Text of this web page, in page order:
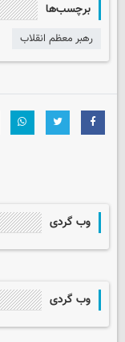
برچسب‌ها
رهبر معظم انقلاب
وب گردی
وب گردی